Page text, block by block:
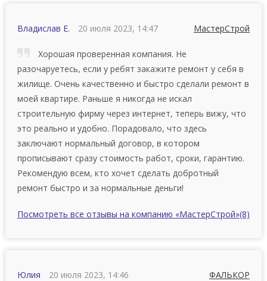
Владислав Е. 20 июля 2023, 14:47 МастерСтрой
Хорошая проверенная компания. Не
разочаруетесь, если у ребят закажите ремонт у себя в
жилище. Очень качественно и быстро сделали ремонт в
моей квартире. Раньше я никогда не искал
строительную фирму через интернет, теперь вижу, что
это реально и удобно. Порадовало, что здесь
заключают нормальный договор, в котором
прописывают сразу стоимость работ, сроки, гарантию.
Рeкoмeндую вceм, ктo xoчeт сделать добротный
ремонт быcтpo и зa нopмaльныe дeньги!
Посмотреть все отзывы на компанию «МастерСтрой»(8)
Юлия 20 июля 2023, 14:46 ФАЛЬКОР